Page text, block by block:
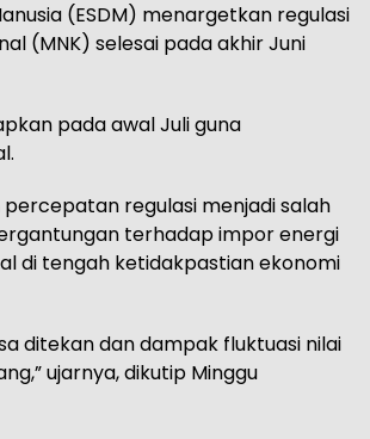
(ESDM) menargetkan regulasi
(MNK) selesai pada akhir Juni
pada awal Juli guna
percepatan regulasi menjadi salah
terhadap impor energi
di tengah ketidakpastian ekonomi
ditekan dan dampak fluktuasi nilai
ujarnya, dikutip Minggu